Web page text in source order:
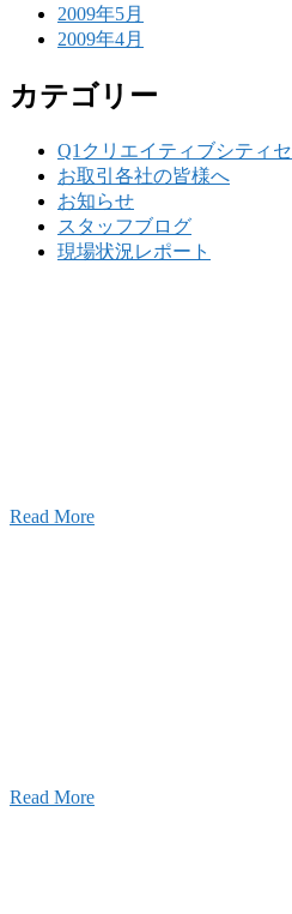
2009年5月
2009年4月
カテゴリー
Q1クリエイティブシティ
お取引各社の皆様へ
お知らせ
スタッフブログ
現場状況レポート
Read More
Read More